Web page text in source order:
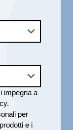
a
per
e i